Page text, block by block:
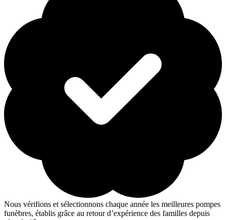
Nous vérifions et sélectionnons chaque année les meilleures pompes
funèbres, établis grâce au retour d’expérience des familles depuis